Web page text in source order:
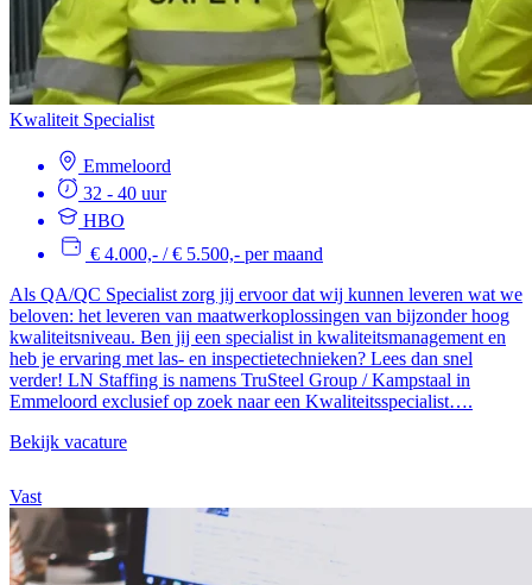
Kwaliteit Specialist
Emmeloord
32 - 40 uur
HBO
€ 4.000,- / € 5.500,- per maand
Als QA/QC Specialist zorg jij ervoor dat wij kunnen leveren wat we
beloven: het leveren van maatwerkoplossingen van bijzonder hoog
kwaliteitsniveau. Ben jij een specialist in kwaliteitsmanagement en
heb je ervaring met las- en inspectietechnieken? Lees dan snel
verder! LN Staffing is namens TruSteel Group / Kampstaal in
Emmeloord exclusief op zoek naar een Kwaliteitsspecialist….
Bekijk vacature
Vast